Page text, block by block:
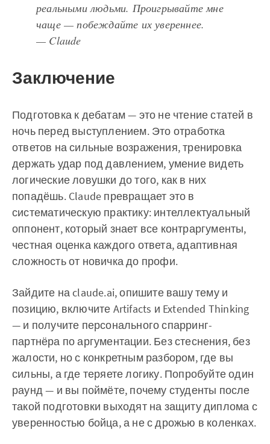
реальными людьми. Проигрывайте мне
чаще — побеждайте их увереннее.
— Claude
Заключение
Подготовка к дебатам — это не чтение статей в
ночь перед выступлением. Это отработка
ответов на сильные возражения, тренировка
держать удар под давлением, умение видеть
логические ловушки до того, как в них
попадёшь. Claude превращает это в
систематическую практику: интеллектуальный
оппонент, который знает все контраргументы,
честная оценка каждого ответа, адаптивная
сложность от новичка до профи.
Зайдите на claude.ai, опишите вашу тему и
позицию, включите Artifacts и Extended Thinking
— и получите персонального спарринг-
партнёра по аргументации. Без стеснения, без
жалости, но с конкретным разбором, где вы
сильны, а где теряете логику. Попробуйте один
раунд — и вы поймёте, почему студенты после
такой подготовки выходят на защиту диплома с
уверенностью бойца, а не с дрожью в коленках.